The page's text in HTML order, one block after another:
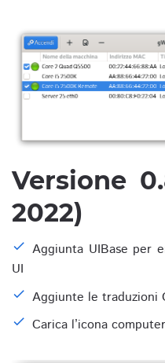
Versione
2022)
Aggiunta UIBase per
UI
Aggiunte le traduzioni
Carica l’icona